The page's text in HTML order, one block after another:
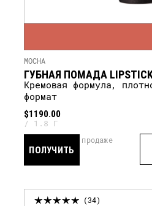
MOCHA
ГУБНАЯ ПОМАДА LIPSTICK
кремовая формула, плотное покрытие, мини-
формат
$1190.00
1.8 Г
ПОЛУЧИТЬ
скоро в продаже
34